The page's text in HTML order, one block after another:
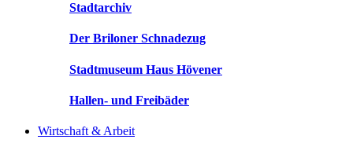
Stadtarchiv
Der Briloner Schnadezug
Stadtmuseum Haus Hövener
Hallen- und Freibäder
Wirtschaft & Arbeit